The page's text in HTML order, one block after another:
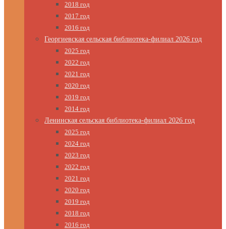
2018 год
2017 год
2016 год
Георгиевская сельская библиотека-филиал 2026 год
2025 год
2022 год
2021 год
2020 год
2019 год
2014 год
Ленинская сельская библиотека-филиал 2026 год
2025 год
2024 год
2023 год
2022 год
2021 год
2020 год
2019 год
2018 год
2016 год